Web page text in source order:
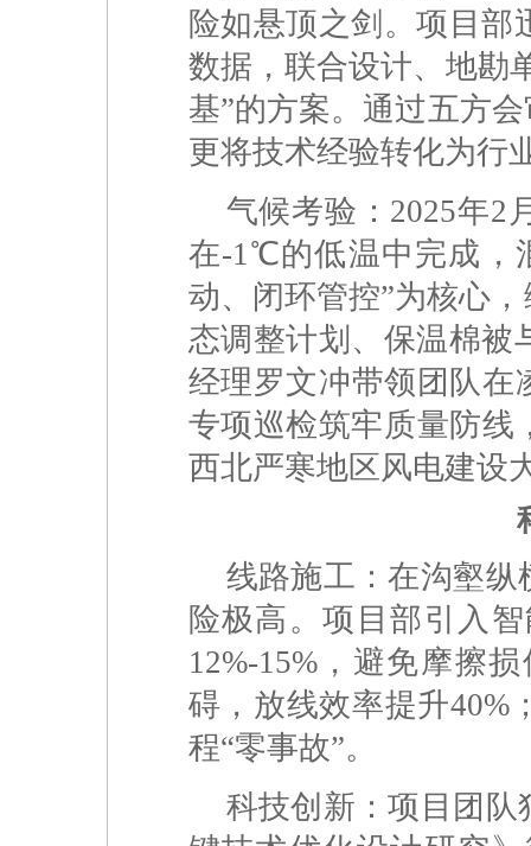
险如悬顶之剑。项目部
数据，联合设计、地勘
基”的方案。通过五方
更将技术经验转化为行
气候考验：2025年2
在-1℃的低温中完成，
动、闭环管控”为核心
态调整计划、保温棉
经理罗文冲带领团队在
专项巡检筑牢质量防线
西北严寒地区风电建设
线路施工：在沟壑
险极高。项目部引入
12%-15%，避免摩擦
碍，放线效率提升40%
程“零事故”。
科技创新：项目团